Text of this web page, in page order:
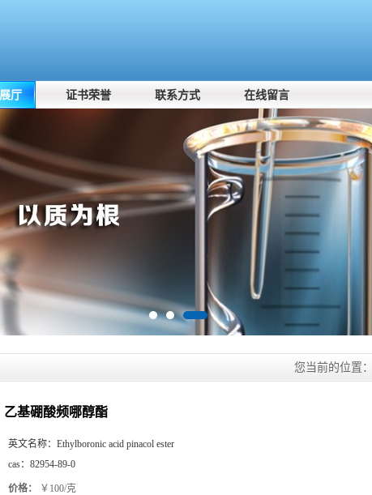
厅 证书荣誉 联系方式 在线留言
您当前的位置：
乙基硼酸频哪醇酯
英文名称： Ethylboronic acid pinacol ester
cas： 82954-89-0
价格： ￥100/克